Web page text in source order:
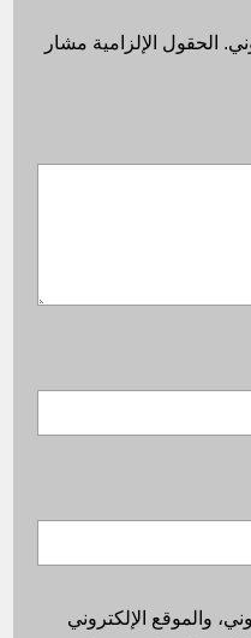
الحقول الإلزامية مشار
والموقع الإلكتروني